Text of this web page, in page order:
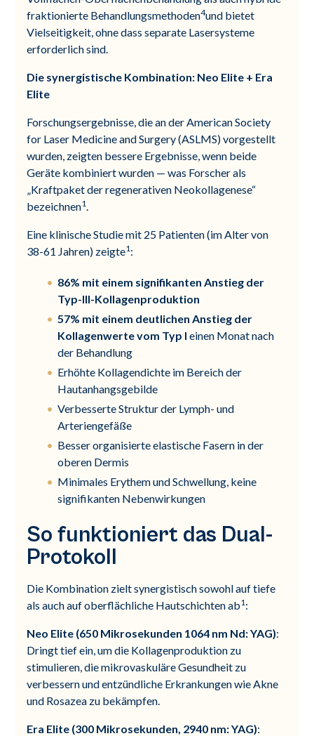
fraktionierte Behandlungsmethoden4und bietet
Vielseitigkeit, ohne dass separate Lasersysteme
erforderlich sind.
Die synergistische Kombination: Neo Elite + Era
Elite
Forschungsergebnisse, die an der American Society
for Laser Medicine and Surgery (ASLMS) vorgestellt
wurden, zeigten bessere Ergebnisse, wenn beide
Geräte kombiniert wurden — was Forscher als
„Kraftpaket der regenerativen Neokollagenese“
bezeichnen1.
Eine klinische Studie mit 25 Patienten (im Alter von
38-61 Jahren) zeigte1:
86% mit einem signifikanten Anstieg der
Typ-III-Kollagenproduktion
57% mit einem deutlichen Anstieg der
Kollagenwerte vom Typ I einen Monat nach
der Behandlung
Erhöhte Kollagendichte im Bereich der
Hautanhangsgebilde
Verbesserte Struktur der Lymph- und
Arteriengefäße
Besser organisierte elastische Fasern in der
oberen Dermis
Minimales Erythem und Schwellung, keine
signifikanten Nebenwirkungen
So funktioniert das Dual-
Protokoll
Die Kombination zielt synergistisch sowohl auf tiefe
als auch auf oberflächliche Hautschichten ab1:
Neo Elite (650 Mikrosekunden 1064 nm Nd: YAG):
Dringt tief ein, um die Kollagenproduktion zu
stimulieren, die mikrovaskuläre Gesundheit zu
verbessern und entzündliche Erkrankungen wie Akne
und Rosazea zu bekämpfen.
Era Elite (300 Mikrosekunden, 2940 nm: YAG):